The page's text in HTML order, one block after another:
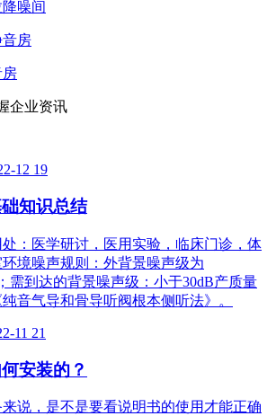
噪间
房
企业资讯
12 19
知识总结
：医学研讨，医用实验，临床门诊，体
境噪声规则：外背景噪声级为
需到达的背景噪声级：小于30dB产质量
音气导和骨导听阀根本侧听法》。
11 21
安装的？
说，是不是要看说明书的使用才能正确